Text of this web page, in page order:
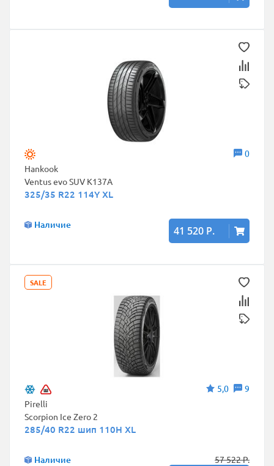
0
Hankook
Ventus evo SUV K137A
325/35 R22 114Y XL
Наличие 41 520 Р.
SALE
5,0
9
Pirelli
Scorpion Ice Zero 2
285/40 R22 шип 110H XL
Наличие 57 522 Р.